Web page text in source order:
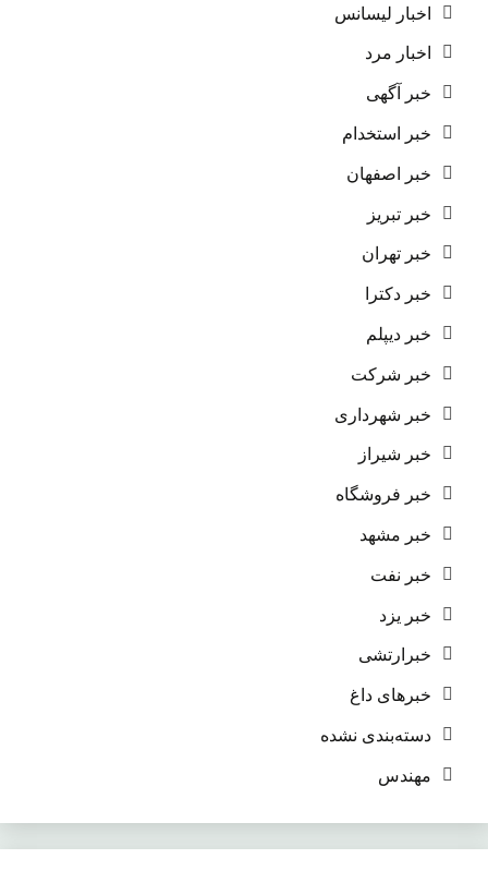
اخبار لیسانس
اخبار مرد
خبر آگهی
خبر استخدام
خبر اصفهان
خبر تبریز
خبر تهران
خبر دکترا
خبر دیپلم
خبر شرکت
خبر شهرداری
خبر شیراز
خبر فروشگاه
خبر مشهد
خبر نفت
خبر یزد
خبرارتشی
خبرهای داغ
دسته‌بندی نشده
مهندس